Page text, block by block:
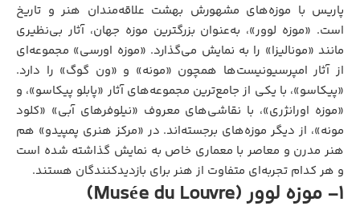
پاریس با موزه‌های مشهورش بهشت علاقه‌مندان هنر و تاریخ
است. «موزه لوور»، به‌عنوان بزرگترین موزه جهان، آثار بی‌نظیری
مانند «مونالیزا» را به نمایش می‌گذارد. «موزه اورسی» مجموعه‌ای
از آثار امپرسیونیست‌ها همچون «مونه» و «ون گوگ» را دارد.
«پیکاسو»، با یکی از جامع‌ترین مجموعه‌های آثار «پابلو پیکاسو»، و
«موزه اورانژری»، با نقاشی‌های معروف «نیلوفرهای آبی» «کلود
مونه»، از دیگر موزه‌های برجسته‌اند. در «مرکز هنری پمپیدو» هم
هنر مدرن و معاصر با معماری خاص به نمایش گذاشته شده است
و هر کدام تجربه‌ای متفاوت از هنر برای بازدیدکنندگان هستند.
1- موزه لوور (Musée du Louvre)